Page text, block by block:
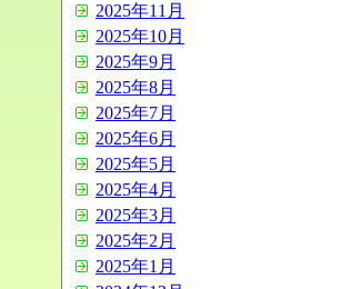
2025年11月
2025年10月
2025年9月
2025年8月
2025年7月
2025年6月
2025年5月
2025年4月
2025年3月
2025年2月
2025年1月